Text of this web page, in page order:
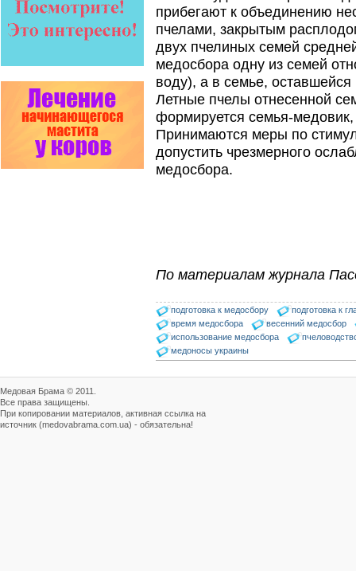
Варроадез - это лучшее
современное средство
клеща…
Язык танцев и звуков
Пчелы общаются с помощью
языка танцев и звуков. Это…
Проблема варроатоза пчел
решена! -
поочередное применение
пасеки.
Апидез, Варроадез, Амипол-Т,
Апирой, Апистоп, Бипин-Т,
Полисан и Гармония…
прибегают к объединению
пчелами, закрытым
двух пчелиных семей
медосбора одну из семей
воду), а в семье,
Летные пчелы отнесенной
формируется семья-
Принимаются меры по
допустить чрезмерного
медосбора.
По материалам журнала
подготовка к медосбору
подготовка к
время медосбора
весенний медосбор
использование медосбора
медоносы украины
Медовая Брама © 2011.
Все права защищены.
При копировании материалов, активная ссылка на
источник (medovabrama.com.ua) - обязательна!